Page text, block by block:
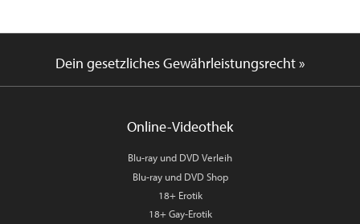
Dein gesetzliches Gewährleistungsrecht »
Online-Videothek
Blu-ray und DVD Verleih
Blu-ray und DVD Shop
18+ Erotik
18+ Gay-Erotik